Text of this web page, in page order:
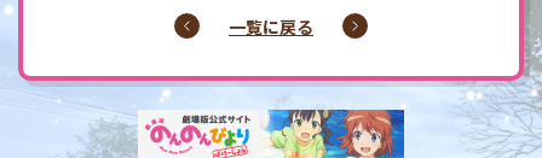
一覧に戻る